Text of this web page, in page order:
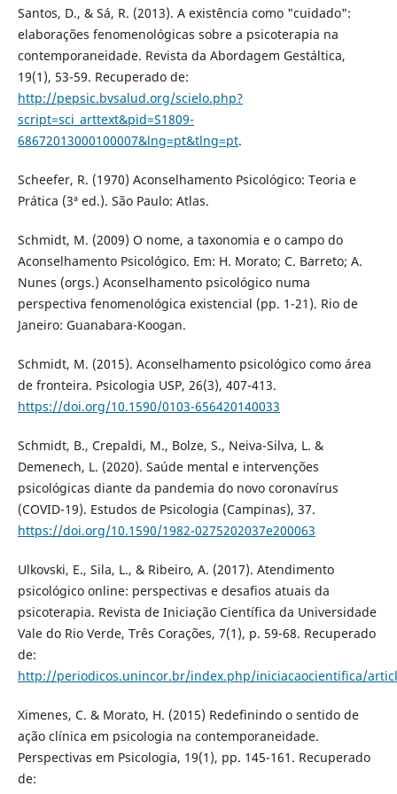
Santos, D., & Sá, R. (2013). A existência como "cuidado":
elaborações fenomenológicas sobre a psicoterapia na
contemporaneidade. Revista da Abordagem Gestáltica,
19(1), 53-59. Recuperado de:
http://pepsic.bvsalud.org/scielo.php?
script=sci_arttext&pid=S1809-
68672013000100007&lng=pt&tlng=pt.
Scheefer, R. (1970) Aconselhamento Psicológico: Teoria e
Prática (3ª ed.). São Paulo: Atlas.
Schmidt, M. (2009) O nome, a taxonomia e o campo do
Aconselhamento Psicológico. Em: H. Morato; C. Barreto; A.
Nunes (orgs.) Aconselhamento psicológico numa
perspectiva fenomenológica existencial (pp. 1-21). Rio de
Janeiro: Guanabara-Koogan.
Schmidt, M. (2015). Aconselhamento psicológico como área
de fronteira. Psicologia USP, 26(3), 407-413.
https://doi.org/10.1590/0103-656420140033
Schmidt, B., Crepaldi, M., Bolze, S., Neiva-Silva, L. &
Demenech, L. (2020). Saúde mental e intervenções
psicológicas diante da pandemia do novo coronavírus
(COVID-19). Estudos de Psicologia (Campinas), 37.
https://doi.org/10.1590/1982-0275202037e200063
Ulkovski, E., Sila, L., & Ribeiro, A. (2017). Atendimento
psicológico online: perspectivas e desafios atuais da
psicoterapia. Revista de Iniciação Científica da Universidade
Vale do Rio Verde, Três Corações, 7(1), p. 59-68. Recuperado
de:
http://periodicos.unincor.br/index.php/iniciacaocientifica/
Ximenes, C. & Morato, H. (2015) Redefinindo o sentido de
ação clínica em psicologia na contemporaneidade.
Perspectivas em Psicologia, 19(1), pp. 145-161. Recuperado
de: